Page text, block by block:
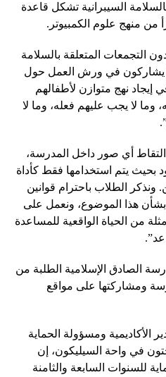
السيبرانية تشكل قاعدة
من منهج علوم الكمبيوتر.
التجمعات المتعلقة بالسلامة
يشاركون في ورش العمل حول
إيجاد نهج متوازن لأطفالهم
وما لا يجب عليهم فعله، وما لا
أي صور داخل المدرسة،
بحيث يتم استخدامها فقط كأداة
الطلاب باحترام قوانين
بشأن هذا الموضوع، ونعمل على
من الحياة الواقعية للمساعدة
الصادق الإسلامية الطلبة من
ومشاركتها على مواقع
ومسؤولة الحماية
في واحة السيليكون، إن
للسنوات السابعة والثامنة